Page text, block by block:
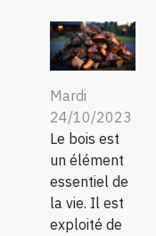
Mardi
24/10/2023
Le bois est
un élément
essentiel de
la vie. Il est
exploité de